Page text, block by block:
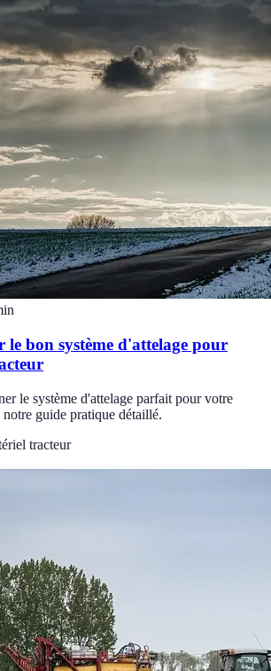
le bon système d'attelage pour
le système d'attelage parfait pour votre
guide pratique détaillé.
tracteur